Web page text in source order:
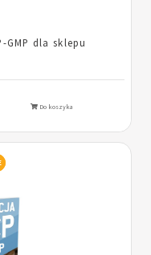
GMP dla sklepu
Do koszyka